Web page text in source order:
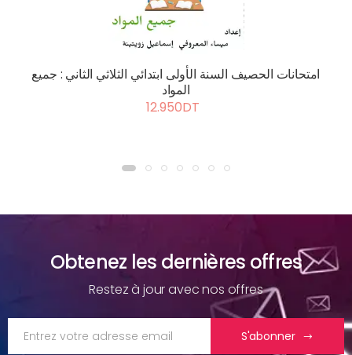
امتحانات الحصيف السنة الأولى ابتدائي الثلاثي الثاني : جميع
المواد
12.950DT
Obtenez les dernières offres
Restez à jour avec nos offres
S'abonner